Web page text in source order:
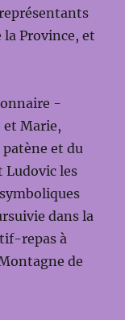
la Province, et
-
et Marie,
et du
Ludovic les
dans la
repas à
de